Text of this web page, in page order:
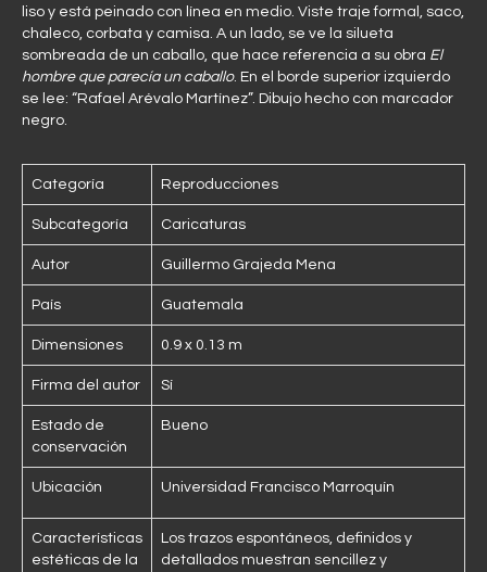
liso y está peinado con línea en medio. Viste traje formal, saco,
chaleco, corbata y camisa. A un lado, se ve la silueta
sombreada de un caballo, que hace referencia a su obra El
hombre que parecía un caballo. En el borde superior izquierdo
se lee: “Rafael Arévalo Martínez”. Dibujo hecho con marcador
negro.
Categoría Reproducciones
Subcategoría Caricaturas
Autor Guillermo Grajeda Mena
País Guatemala
Dimensiones 0.9 x 0.13 m
Firma del autor Sí
Estado de
conservación
Bueno
Ubicación Universidad Francisco Marroquín
Características
estéticas de la
Los trazos espontáneos, definidos y
detallados muestran sencillez y